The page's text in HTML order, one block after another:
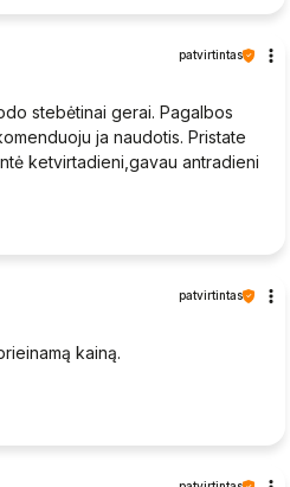
patvirtintas
stebėtinai gerai. Pagalbos
ja naudotis. Pristate
ketvirtadieni,gavau antradieni
patvirtintas
kainą.